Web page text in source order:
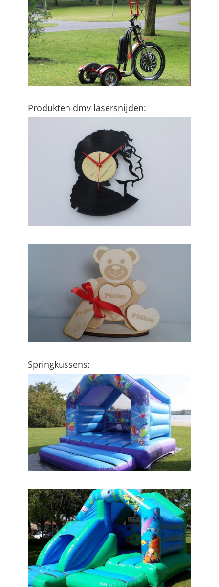
Produkten dmv lasersnijden:
Springkussens: